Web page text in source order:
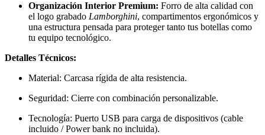
Organización Interior Premium: Forro de alta calidad con
el logo grabado Lamborghini, compartimentos ergonómicos y
una estructura pensada para proteger tanto tus botellas como
tu equipo tecnológico.
Detalles Técnicos:
Material: Carcasa rígida de alta resistencia.
Seguridad: Cierre con combinación personalizable.
Tecnología: Puerto USB para carga de dispositivos (cable
incluido / Power bank no incluida).